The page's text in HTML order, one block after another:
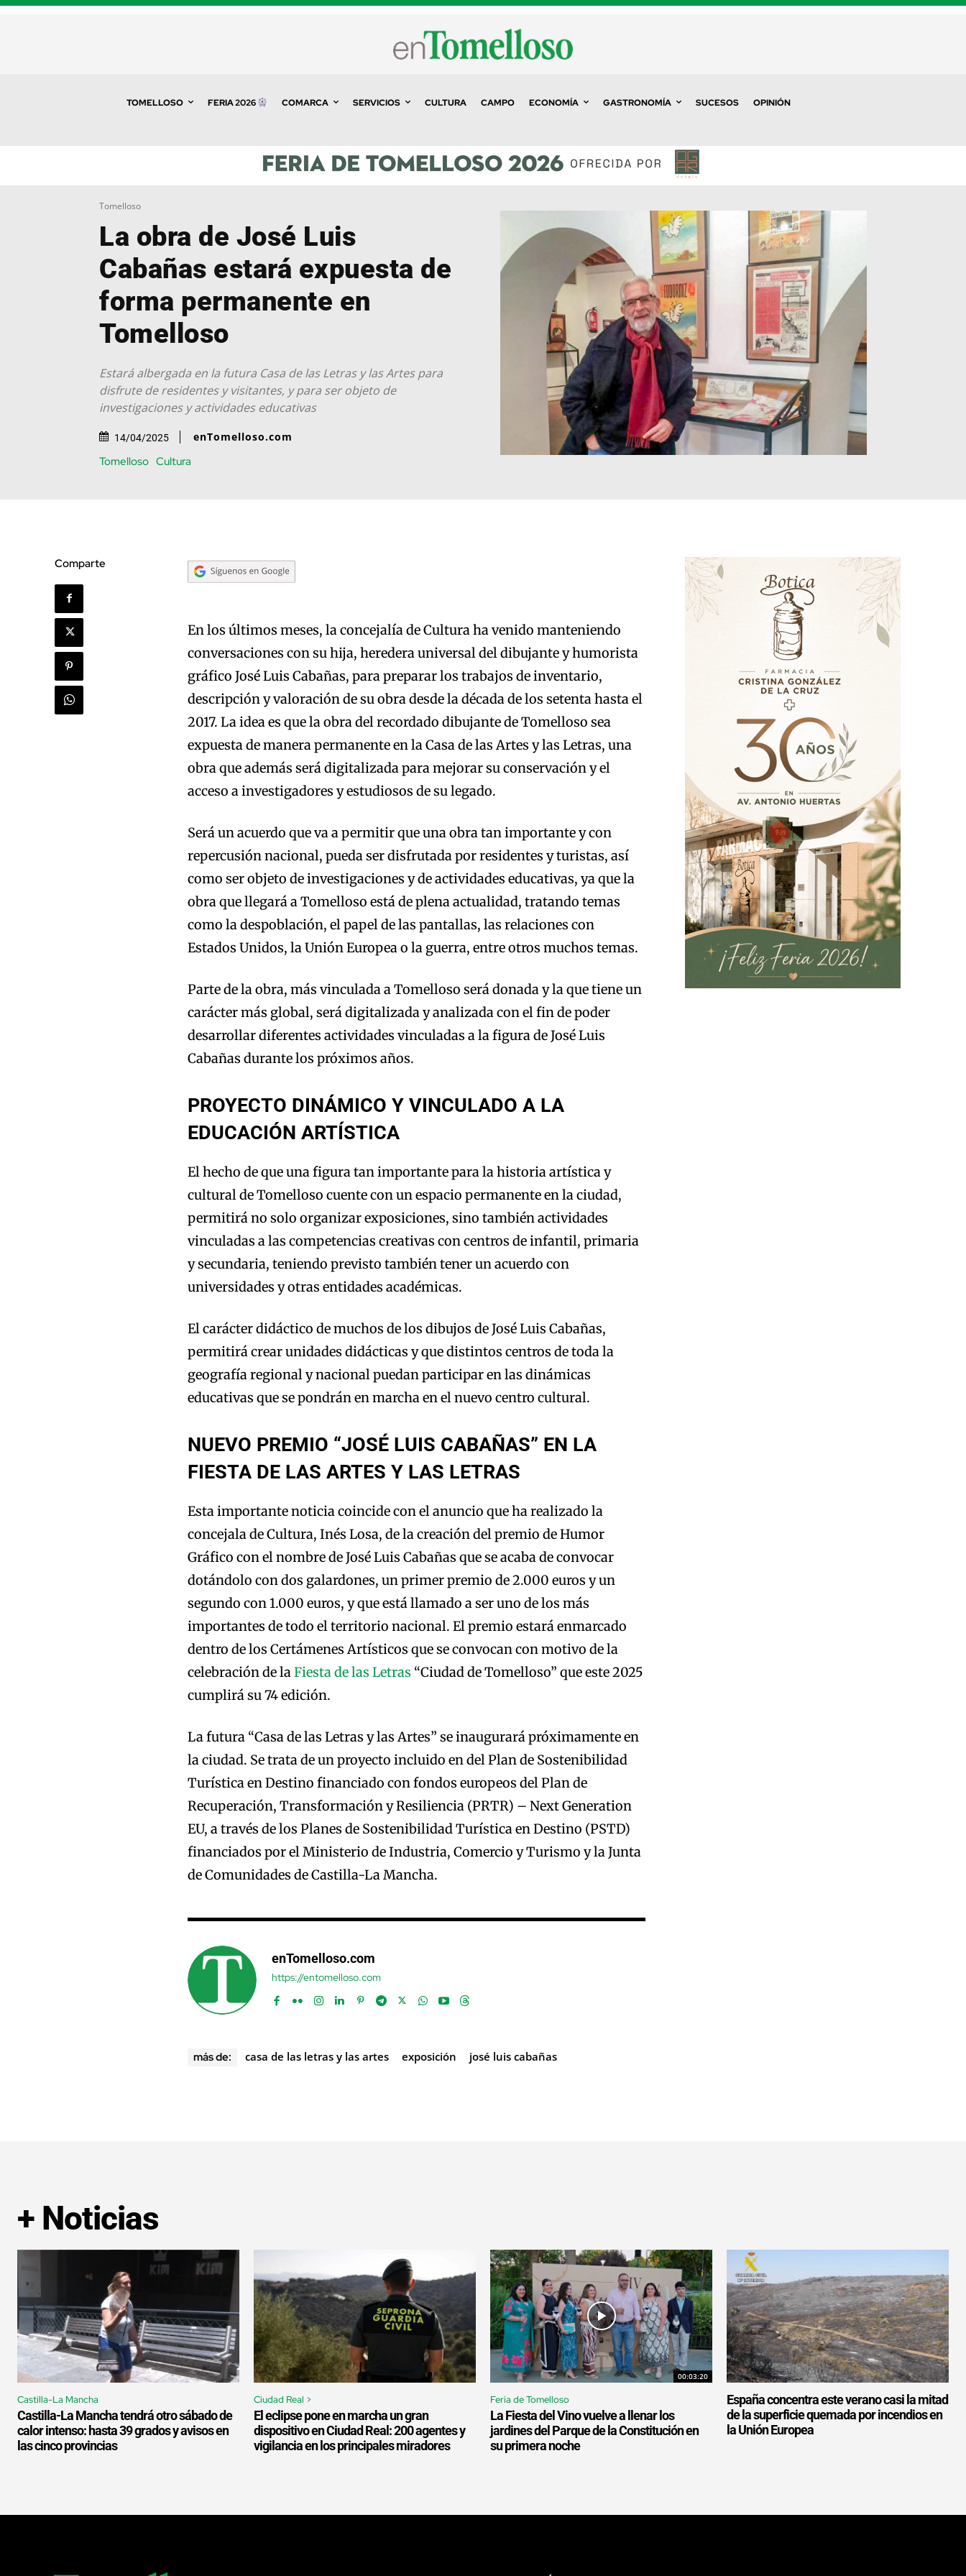
TOMELLOSO FERIA 2026 COMARCA SERVICIOS CULTURA CAMPO ECONOMÍA GASTRONOMÍA SUCESOS OPINIÓN
Tomelloso
La obra de José Luis
Cabañas estará expuesta de
forma permanente en
Tomelloso
Estará albergada en la futura Casa de las Letras y las Artes para
disfrute de residentes y visitantes, y para ser objeto de
investigaciones y actividades educativas
14/04/2025 enTomelloso.com
Tomelloso Cultura
Comparte
En los últimos meses, la concejalía de Cultura ha venido manteniendo
conversaciones con su hija, heredera universal del dibujante y humorista
gráfico José Luis Cabañas, para preparar los trabajos de inventario,
descripción y valoración de su obra desde la década de los setenta hasta el
2017. La idea es que la obra del recordado dibujante de Tomelloso sea
expuesta de manera permanente en la Casa de las Artes y las Letras, una
obra que además será digitalizada para mejorar su conservación y el
acceso a investigadores y estudiosos de su legado.
Será un acuerdo que va a permitir que una obra tan importante y con
repercusión nacional, pueda ser disfrutada por residentes y turistas, así
como ser objeto de investigaciones y de actividades educativas, ya que la
obra que llegará a Tomelloso está de plena actualidad, tratando temas
como la despoblación, el papel de las pantallas, las relaciones con
Estados Unidos, la Unión Europea o la guerra, entre otros muchos temas.
Parte de la obra, más vinculada a Tomelloso será donada y la que tiene un
carácter más global, será digitalizada y analizada con el fin de poder
desarrollar diferentes actividades vinculadas a la figura de José Luis
Cabañas durante los próximos años.
PROYECTO DINÁMICO Y VINCULADO A LA
EDUCACIÓN ARTÍSTICA
El hecho de que una figura tan importante para la historia artística y
cultural de Tomelloso cuente con un espacio permanente en la ciudad,
permitirá no solo organizar exposiciones, sino también actividades
vinculadas a las competencias creativas con centros de infantil, primaria
y secundaria, teniendo previsto también tener un acuerdo con
universidades y otras entidades académicas.
El carácter didáctico de muchos de los dibujos de José Luis Cabañas,
permitirá crear unidades didácticas y que distintos centros de toda la
geografía regional y nacional puedan participar en las dinámicas
educativas que se pondrán en marcha en el nuevo centro cultural.
NUEVO PREMIO “JOSÉ LUIS CABAÑAS” EN LA
FIESTA DE LAS ARTES Y LAS LETRAS
Esta importante noticia coincide con el anuncio que ha realizado la
concejala de Cultura, Inés Losa, de la creación del premio de Humor
Gráfico con el nombre de José Luis Cabañas que se acaba de convocar
dotándolo con dos galardones, un primer premio de 2.000 euros y un
segundo con 1.000 euros, y que está llamado a ser uno de los más
importantes de todo el territorio nacional. El premio estará enmarcado
dentro de los Certámenes Artísticos que se convocan con motivo de la
celebración de laFiesta de las Letras “Ciudad de Tomelloso” que este 2025
cumplirá su 74 edición.
La futura “Casa de las Letras y las Artes” se inaugurará próximamente en
la ciudad. Se trata de un proyecto incluido en del Plan de Sostenibilidad
Turística en Destino financiado con fondos europeos del Plan de
Recuperación, Transformación y Resiliencia (PRTR) – Next Generation
EU, a través de los Planes de Sostenibilidad Turística en Destino (PSTD)
financiados por el Ministerio de Industria, Comercio y Turismo y la Junta
de Comunidades de Castilla-La Mancha.
enTomelloso.com
https://entomelloso.com
más de: casa de las letras y las artes exposición josé luis cabañas
+ Noticias
Castilla-La Mancha
Castilla-La Mancha tendrá otro sábado de
calor intenso: hasta 39 grados y avisos en
las cinco provincias
Ciudad Real >
El eclipse pone en marcha un gran
dispositivo en Ciudad Real: 200 agentes y
vigilancia en los principales miradores
00:03:20
Feria de Tomelloso
La Fiesta del Vino vuelve a llenar los
jardines del Parque de la Constitución en
su primera noche
España concentra este verano casi la mitad
de la superficie quemada por incendios en
la Unión Europea